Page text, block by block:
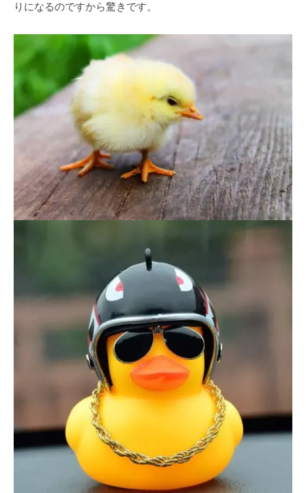
りになるのですから驚きです。